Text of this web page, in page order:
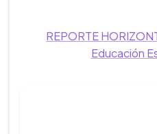
REPORTE
Educación